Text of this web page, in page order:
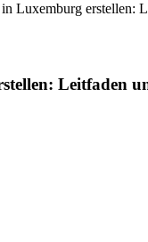
Luxemburg erstellen:
Leitfaden